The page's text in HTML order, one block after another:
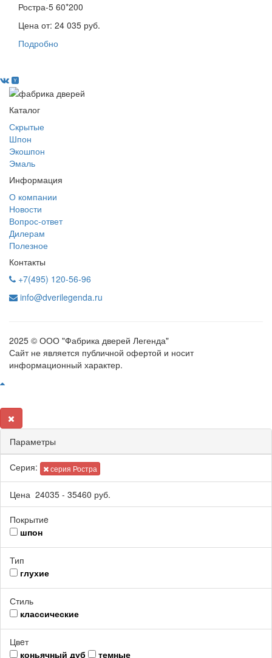
Ростра-5 60*200
Цена от: 24 035 руб.
Подробно
Каталог
Скрытые
Шпон
Экошпон
Эмаль
Информация
О компании
Новости
Вопрос-ответ
Дилерам
Полезное
Контакты
+7(495) 120-56-96
info@dverilegenda.ru
2025 © ООО "Фабрика дверей Легенда"
Сайт не является публичной офертой и носит
информационный характер.
Параметры
Серия: серия Ростра
Цена 24035 - 35460 руб.
Покрытиe
шпон
Тип
глухие
Стиль
классические
Цвeт
коньячный дуб
темные